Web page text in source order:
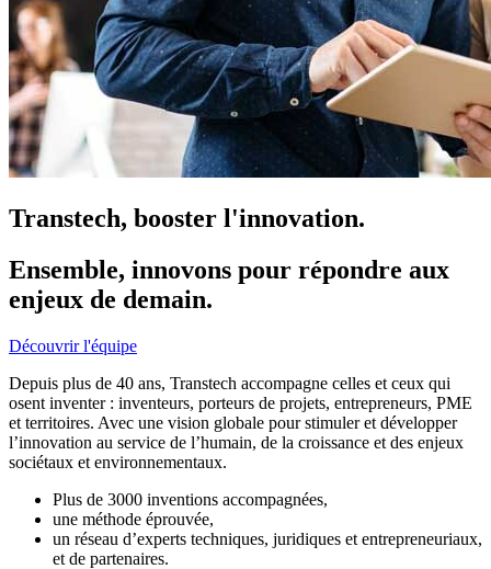
Transtech, booster l'innovation.
Ensemble, innovons pour répondre aux
enjeux de demain.
Découvrir l'équipe
Depuis plus de 40 ans, Transtech accompagne celles et ceux qui
osent inventer : inventeurs, porteurs de projets, entrepreneurs, PME
et territoires. Avec une vision globale pour stimuler et développer
l’innovation au service de l’humain, de la croissance et des enjeux
sociétaux et environnementaux.
Plus de 3000 inventions accompagnées,
une méthode éprouvée,
un réseau d’experts techniques, juridiques et entrepreneuriaux,
et de partenaires.